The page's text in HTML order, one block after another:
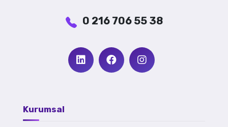
0 216 706 55 38
Kurumsal